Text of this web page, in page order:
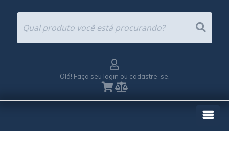
Olá! Faça seu login ou cadastre-se.